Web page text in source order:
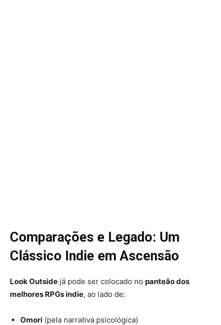
Comparações e Legado: Um
Clássico Indie em Ascensão
Look Outside já pode ser colocado no panteão dos
melhores RPGs indie, ao lado de:
Omori (pela narrativa psicológica)